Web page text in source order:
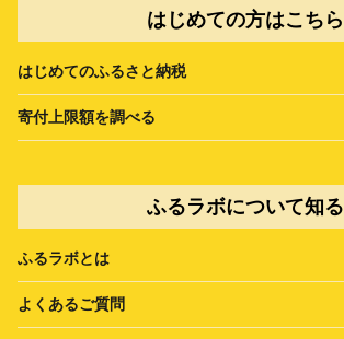
はじめての方はこちら
はじめてのふるさと納税
寄付上限額を調べる
ふるラボについて知る
ふるラボとは
よくあるご質問